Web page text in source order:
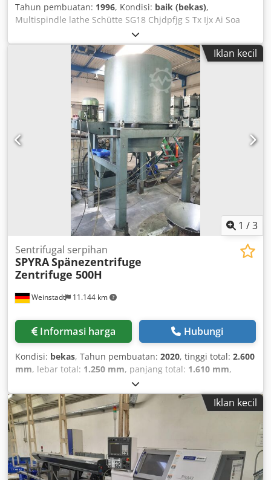
Tahun pembuatan: 1996, Kondisi: baik (bekas),
Multispindle lathe Schütte SG18 Chjdpfjg S Tx Ijx Ai Soa
Iklan kecil
1 /3
Weinstadt 11.144 km
Sentrifugal serpihan
SPYRASpänezentrifuge
Zentrifuge 500H
Informasi harga Hubungi
Kondisi: bekas, Tahun pembuatan: 2020, tinggi total: 2.600
mm, lebar total: 1.250 mm, panjang total: 1.610 mm,
1.200 rpm
SPYRA-500H-EN Chodpfew Nq Amjx Ai Sea
Iklan kecil